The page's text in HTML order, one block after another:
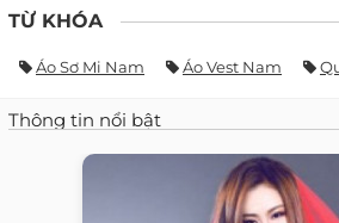
TỪ KHÓA
Áo Sơ Mi Nam Áo Vest Nam
Thông tin nổi bật